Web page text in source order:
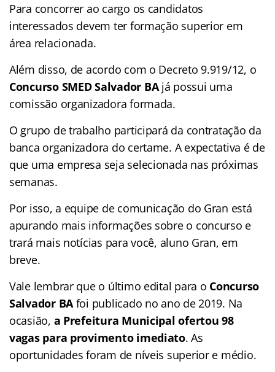
Para concorrer ao cargo os candidatos
interessados devem ter formação superior em
área relacionada.
Além disso, de acordo com o Decreto 9.919/12, o
Concurso SMED Salvador BAjá possui uma
comissão organizadora formada.
O grupo de trabalho participará da contratação da
banca organizadora do certame. A expectativa é de
que uma empresa seja selecionada nas próximas
semanas.
Por isso, a equipe de comunicação do Gran está
apurando mais informações sobre o concurso e
trará mais notícias para você, aluno Gran, em
breve.
Vale lembrar que o último edital para o Concurso
Salvador BAfoi publicado no ano de 2019. Na
ocasião, a Prefeitura Municipal ofertou 98
vagas para provimento imediato. As
oportunidades foram de níveis superior e médio.